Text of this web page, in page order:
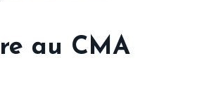
au CMA